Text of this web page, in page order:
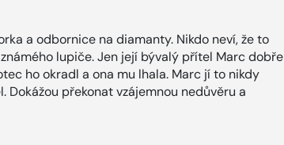
a odbornice na diamanty. Nikdo neví, že to
lupiče. Jen její bývalý přítel Marc dobře
ho okradl a ona mu lhala. Marc jí to nikdy
Dokážou překonat vzájemnou nedůvěru a